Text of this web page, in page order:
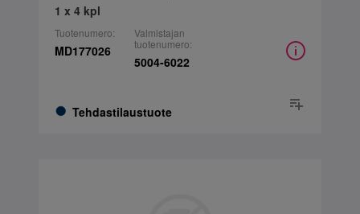
1 x 4 kpl
Tuotenumero:
MD177026
Tehdastilaustuote
Valmistajan
tuotenumero:
5004-6022